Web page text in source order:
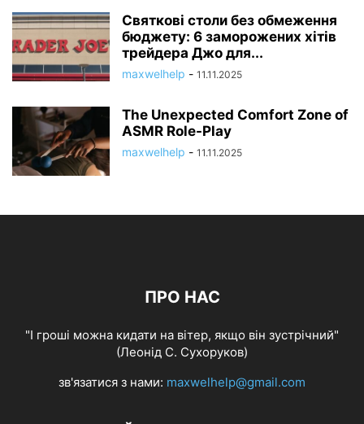
Святкові столи без обмеження
бюджету: 6 заморожених хітів
трейдера Джо для...
maxwelhelp - 11.11.2025
The Unexpected Comfort Zone of
ASMR Role-Play
maxwelhelp - 11.11.2025
ПРО НАС
"І гроші можна кидати на вітер, якщо він зустрічний"
(Леонід С. Сухоруков)
зв'язатися з нами: maxwelhelp@gmail.com